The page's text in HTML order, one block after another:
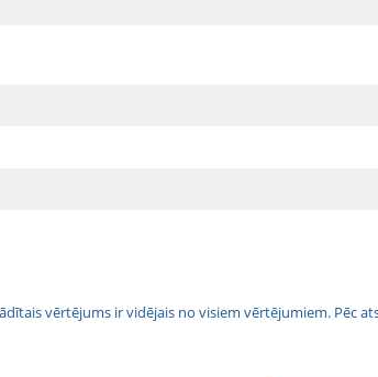
vērtējums ir vidējais no visiem vērtējumiem. Pēc